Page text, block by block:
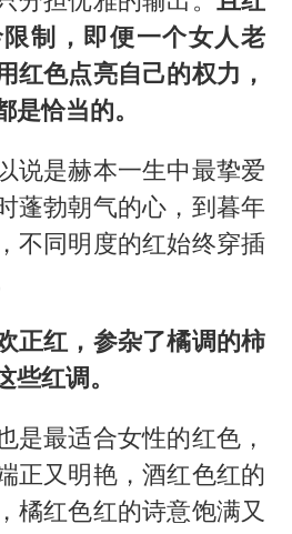
制，即便一个女人老
红色点亮自己的权力，
恰当的。
说是赫本一生中最挚爱
蓬勃朝气的心，到暮年
不同明度的红始终穿插
正红，参杂了橘调的柿
红调。
是最适合女性的红色，
正又明艳，酒红色红的
橘红色红的诗意饱满又